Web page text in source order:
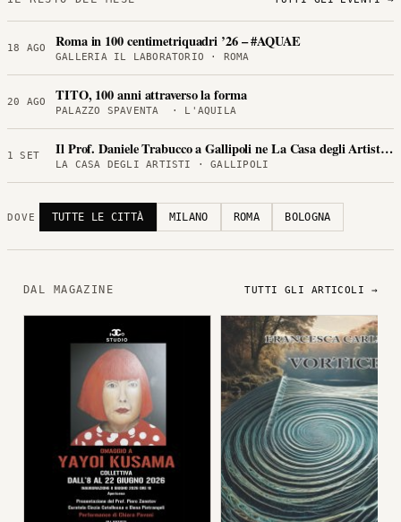
18 AGO Roma in 100 centimetriquadri ’26 – #AQUAE
GALLERIA IL LABORATORIO · ROMA
20 AGO TITO, 100 anni attraverso la forma
PALAZZO SPAVENTA · L'AQUILA
1 SET Il Prof. Daniele Trabucco a Gallipoli ne La Casa degli Artisti
LA CASA DEGLI ARTISTI · GALLIPOLI
DOVE TUTTE LE CITTÀ MILANO ROMA BOLOGNA
DAL MAGAZINE TUTTI GLI ARTICOLI →